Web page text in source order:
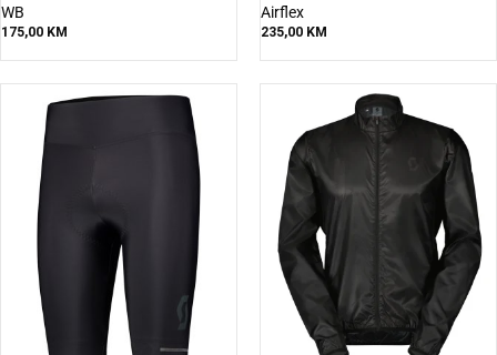
WB
175,00 KM
Airflex
235,00 KM